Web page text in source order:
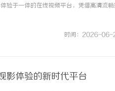
验于一体的在线视频平台，凭借高清流
时间：2026-06-
影体验的新时代平台